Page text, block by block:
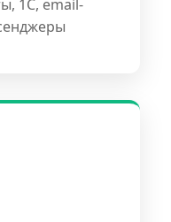
1С, email-